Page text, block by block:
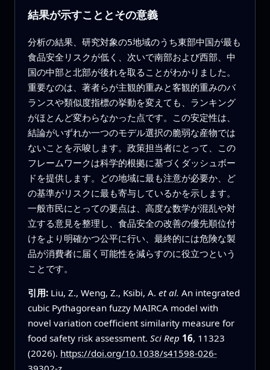
結果が示すこととその意義
分析の結果、研究対象の5地域のうち東部中国が最も
食品安全リスクが低く、次いで南部および西部、中
国の中部と北部が後れを取ることがわかりました。
重要なのは、著者らが主観的重みと客観的重みのバ
ランスや類似度指標の挙動を変えても、ランキング
がほとんど変わらなかった点です。この安定性は、
結論がいずれか一つのモデル選択の脆弱な産物では
ないことを示唆します。政策担当者にとって、この
フレームワークは科学的根拠に基づくダッシュボー
ドを提供します。どの地域に最も注意が必要か、ど
の基準がリスクに最も寄与しているかを示します。
一般市民にとっての要点は、高度な数学が混乱や対
立する意見を整理し、食品安全の改善の優先順位付
けをより明確かつ公平に行い、最終的には危険な製
品が消費者に届く可能性を減らすのに役立つという
ことです。
引用: Liu, Z., Weng, Z., Ksibi, A. et al. An integrated
cubic Pythagorean fuzzy MAIRCA model with
novel variation coefficient similarity measure for
food safety risk assessment. Sci Rep 16, 11323
(2026). https://doi.org/10.1038/s41598-026-